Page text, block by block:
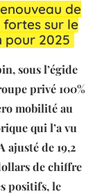
de
fortes sur le
pour 2025
sous l’égide
privé 100%
mobilité au
qui l’a vu
de 19,2
de chiffre
positifs, le